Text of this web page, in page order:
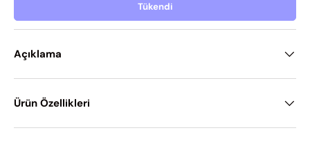
Tükendi
Açıklama
Ürün Özellikleri